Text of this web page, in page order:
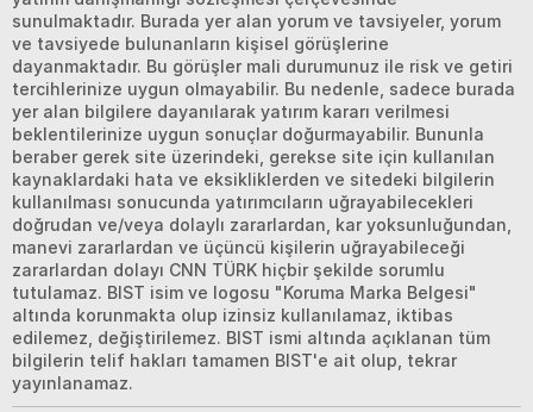
sunulmaktadır. Burada yer alan yorum ve tavsiyeler, yorum
ve tavsiyede bulunanların kişisel görüşlerine
dayanmaktadır. Bu görüşler mali durumunuz ile risk ve getiri
tercihlerinize uygun olmayabilir. Bu nedenle, sadece burada
yer alan bilgilere dayanılarak yatırım kararı verilmesi
beklentilerinize uygun sonuçlar doğurmayabilir. Bununla
beraber gerek site üzerindeki, gerekse site için kullanılan
kaynaklardaki hata ve eksikliklerden ve sitedeki bilgilerin
kullanılması sonucunda yatırımcıların uğrayabilecekleri
doğrudan ve/veya dolaylı zararlardan, kar yoksunluğundan,
manevi zararlardan ve üçüncü kişilerin uğrayabileceği
zararlardan dolayı CNN TÜRK hiçbir şekilde sorumlu
tutulamaz. BIST isim ve logosu "Koruma Marka Belgesi"
altında korunmakta olup izinsiz kullanılamaz, iktibas
edilemez, değiştirilemez. BIST ismi altında açıklanan tüm
bilgilerin telif hakları tamamen BIST'e ait olup, tekrar
yayınlanamaz.